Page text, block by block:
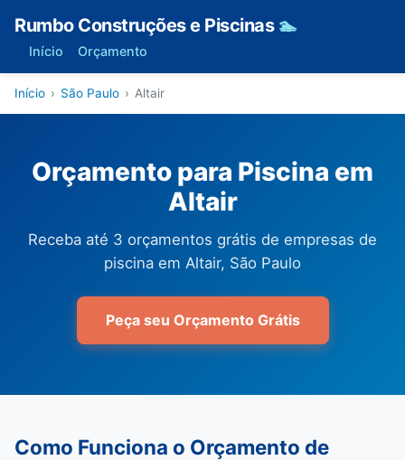
Rumbo Construções e Piscinas 🏊
Início Orçamento
Início › São Paulo › Altair
Orçamento para Piscina em
Altair
Receba até 3 orçamentos grátis de empresas de
piscina em Altair, São Paulo
Peça seu Orçamento Grátis
Como Funciona o Orçamento de